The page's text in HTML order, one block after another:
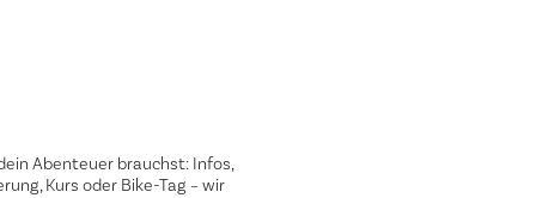
Abenteuer brauchst: Infos,
Kurs oder Bike-Tag – wir